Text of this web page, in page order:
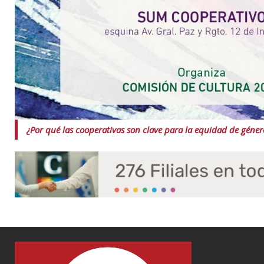
¿Por qué las cooperativas son clave para la equidad de